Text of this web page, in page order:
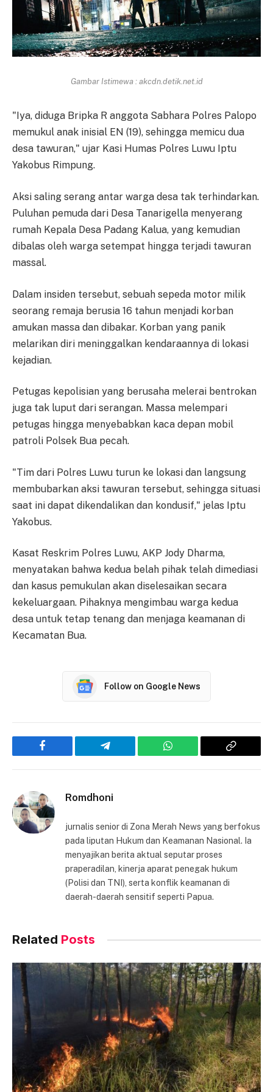
Gambar Istimewa : akcdn.detik.net.id
"Iya, diduga Bripka R anggota Sabhara Polres Palopo
memukul anak inisial EN (19), sehingga memicu dua
desa tawuran," ujar Kasi Humas Polres Luwu Iptu
Yakobus Rimpung.
Aksi saling serang antar warga desa tak terhindarkan.
Puluhan pemuda dari Desa Tanarigella menyerang
rumah Kepala Desa Padang Kalua, yang kemudian
dibalas oleh warga setempat hingga terjadi tawuran
massal.
Dalam insiden tersebut, sebuah sepeda motor milik
seorang remaja berusia 16 tahun menjadi korban
amukan massa dan dibakar. Korban yang panik
melarikan diri meninggalkan kendaraannya di lokasi
kejadian.
Petugas kepolisian yang berusaha melerai bentrokan
juga tak luput dari serangan. Massa melempari
petugas hingga menyebabkan kaca depan mobil
patroli Polsek Bua pecah.
"Tim dari Polres Luwu turun ke lokasi dan langsung
membubarkan aksi tawuran tersebut, sehingga situasi
saat ini dapat dikendalikan dan kondusif," jelas Iptu
Yakobus.
Kasat Reskrim Polres Luwu, AKP Jody Dharma,
menyatakan bahwa kedua belah pihak telah dimediasi
dan kasus pemukulan akan diselesaikan secara
kekeluargaan. Pihaknya mengimbau warga kedua
desa untuk tetap tenang dan menjaga keamanan di
Kecamatan Bua.
Follow on Google News
Facebook Telegram WhatsApp
Copy
Romdhoni
jurnalis senior di Zona Merah News yang berfokus
pada liputan Hukum dan Keamanan Nasional. Ia
menyajikan berita aktual seputar proses
praperadilan, kinerja aparat penegak hukum
(Polisi dan TNI), serta konflik keamanan di
daerah-daerah sensitif seperti Papua.
Related Posts